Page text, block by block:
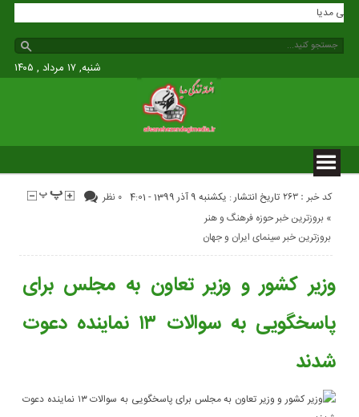
زندگی مدیا
شنبه, ۱۷ مرداد , ۱۴۰۵
کد خبر : 263 تاریخ انتشار : یکشنبه 9 آذر 1399 - 4:01
۰ نظر
بروزترین خبر حوزه فرهنگ و هنر «
بروزترین خبر سینمای ایران و جهان
وزیر کشور و وزیر تعاون به مجلس برای
پاسخگویی به سوالات ۱۳ نماینده دعوت
شدند